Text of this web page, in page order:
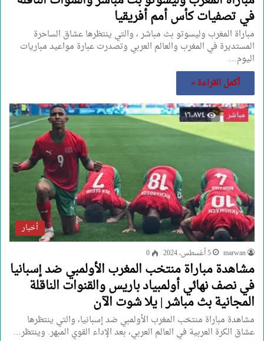
في تصفيات كأس أمم أفريقيا
مباراة المغرب وليسوتو بث مباشر ، والتي ينتظرها عشاق الساحرة
المستديرة في المغرب والعالم العربي وتصدرت عبارة مواعيد مباريات
اليوم…
أكمل القراءة »
أخبار
marwan 5 أغسطس، 2024 0
مشاهدة مباراة منتخب المغرب الأولمبي ضد إسبانيا
في نصف نهائي أولمبياد باريس والقنوات الناقلة
المجانية بث مباشر | يلا شوت الآن
مشاهدة مباراة منتخب المغرب الأولمبي ضد إسبانيا، والتي ينتظرها
عشاق الكرة العربية في العالم العربي، بعد الإداء القوي المبهر. وينتظر…